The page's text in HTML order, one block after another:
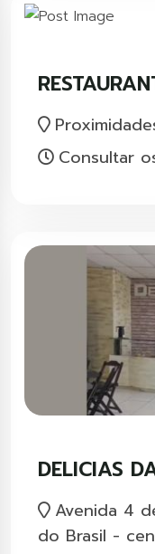
Consultar
DELICIAS
Avenida 4
do Brasil -